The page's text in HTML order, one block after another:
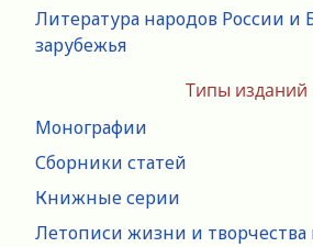
Литература народов России и
зарубежья
Типы изданий
Монографии
Сборники статей
Книжные серии
Летописи жизни и творчества